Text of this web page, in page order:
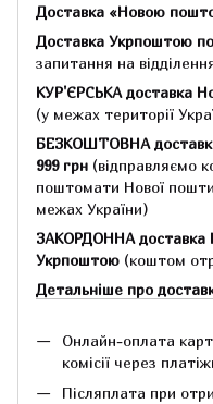
Доставка «Новою
Доставка Укрпоштою по
запитання на
КУР'ЄРСЬКА доставка
(у межах території
БЕЗКОШТОВНА
999 грн (відправляємо
поштомати Нової
межах України)
ЗАКОРДОННА
Укрпоштою (коштом
Детальніше про
Онлайн-оплата
комісії через
Післяплата при